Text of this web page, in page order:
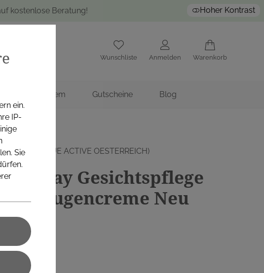
kostenlose Beratung! Hoher Kontrast
Wunschliste Anmelden Warenkorb
Institem Gutscheine Blog
(COSMETIQUE ACTIVE OESTERREICH)
Posay Gesichtspflege
Augencreme Neu
ein.
IP-
Sie